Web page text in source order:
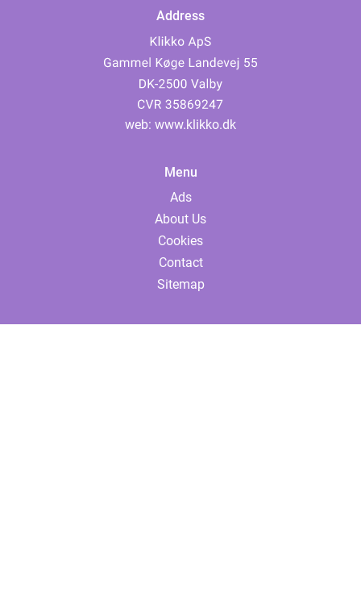
Address
web: www.klikko.dk
Menu
Ads
About Us
Cookies
Contact
Sitemap